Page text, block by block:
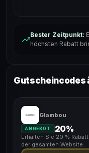
Bester Zeitpunkt:
höchsten Rabatt
Gutscheincodes
Glambou
ANGEBOT 20%
Erhalten Sie 20 %
der gesamten Website.